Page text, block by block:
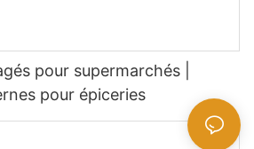
pour supermarchés |
pour épiceries